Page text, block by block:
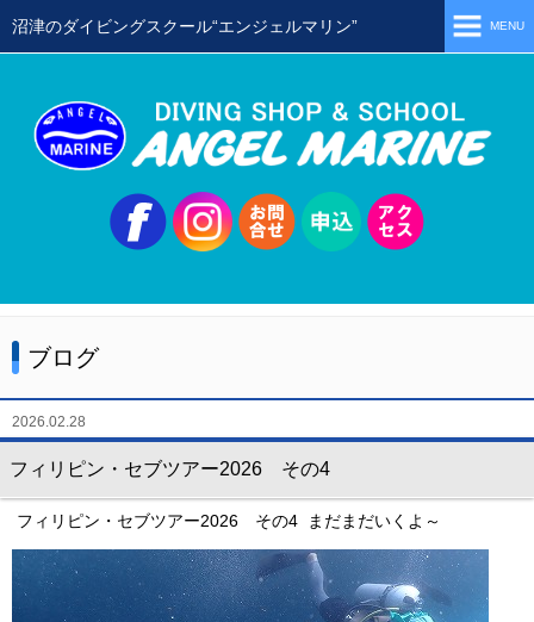
沼津のダイビングスクール“エンジェルマリン” MENU
当店の特徴
スクールメニュー
ステップアップコース
会員限定ツアー
ミニツアー
ビッグツアー
ブログ
2026.02.28
フィリピン・セブツアー2026 その4
フィリピン・セブツアー2026 その4 まだまだいくよ～